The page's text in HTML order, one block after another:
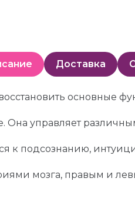
Доставка
основные
Она управляет
к подсознанию,
мозга, правым и